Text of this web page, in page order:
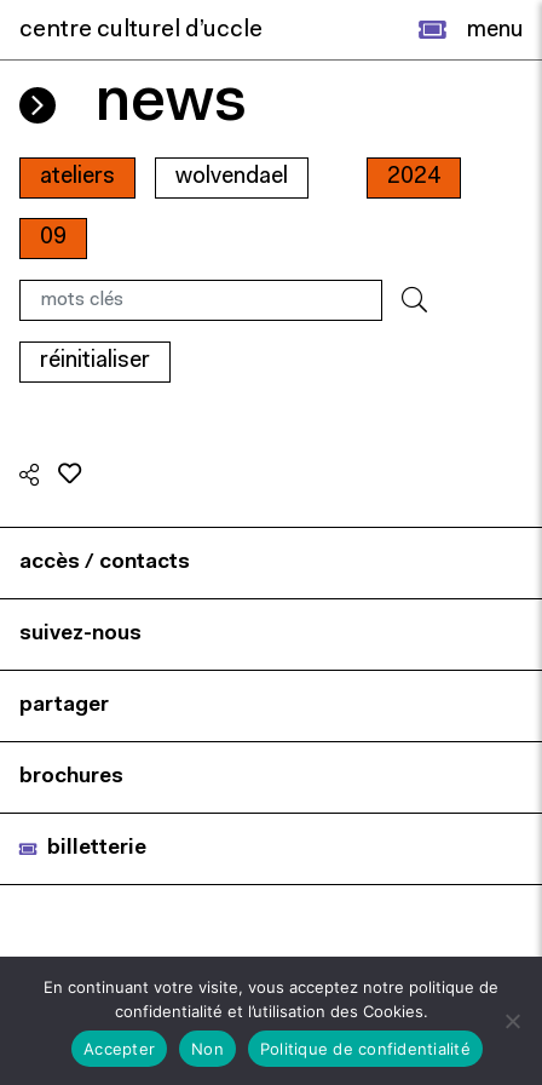
centre culturel d’uccle menu
news
ateliers wolvendael 2024
09
réinitialiser
accès / contacts
suivez-nous
partager
brochures
billetterie
En continuant votre visite, vous acceptez notre politique de
confidentialité et l’utilisation des Cookies.
Accepter
Non Politique de confidentialité